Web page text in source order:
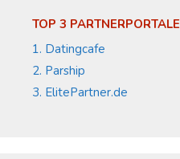
TOP 3 PARTNERPORTALE
1. Datingcafe
2. Parship
3. ElitePartner.de